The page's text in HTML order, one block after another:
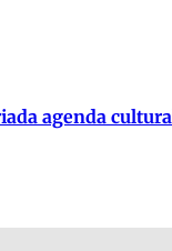
agenda